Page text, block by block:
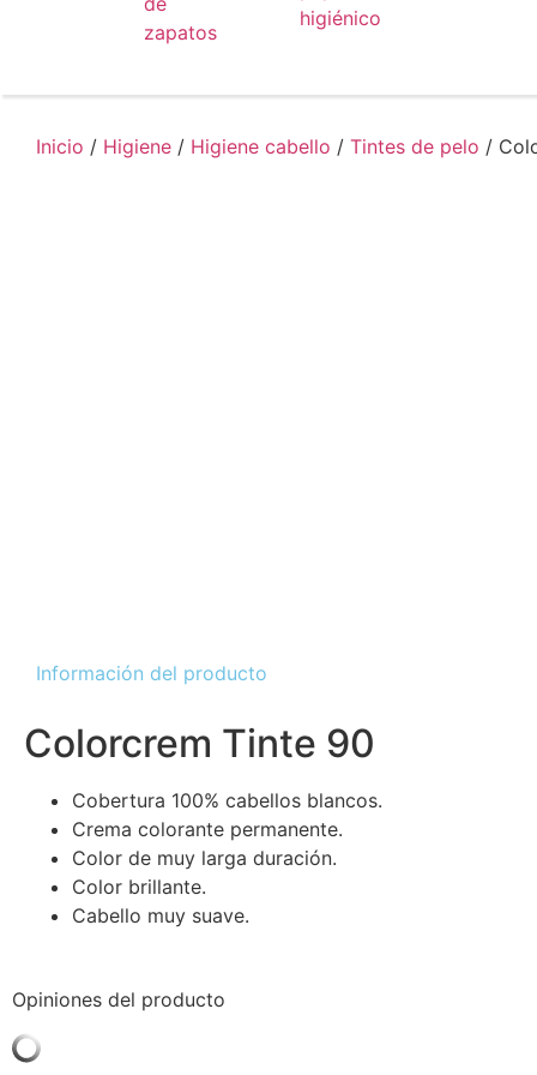
zapatos
higiénico
Inicio / Higiene / Higiene cabello / Tintes de pelo /
Información del producto
Colorcrem Tinte 90
Cobertura 100% cabellos blancos.
Crema colorante permanente.
Color de muy larga duración.
Color brillante.
Cabello muy suave.
Opiniones del producto